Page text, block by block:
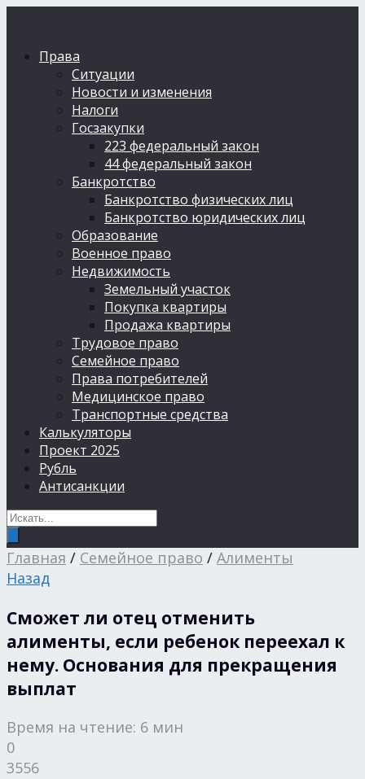
Права
Ситуации
Новости и изменения
Налоги
Госзакупки
223 федеральный закон
44 федеральный закон
Банкротство
Банкротство физических лиц
Банкротство юридических лиц
Образование
Военное право
Недвижимость
Земельный участок
Покупка квартиры
Продажа квартиры
Трудовое право
Семейное право
Права потребителей
Медицинское право
Транспортные средства
Калькуляторы
Проект 2025
Рубль
Антисанкции
Главная / Семейное право / Алименты
Назад
Сможет ли отец отменить
алименты, если ребенок переехал к
нему. Основания для прекращения
выплат
Время на чтение: 6 мин
0
3556